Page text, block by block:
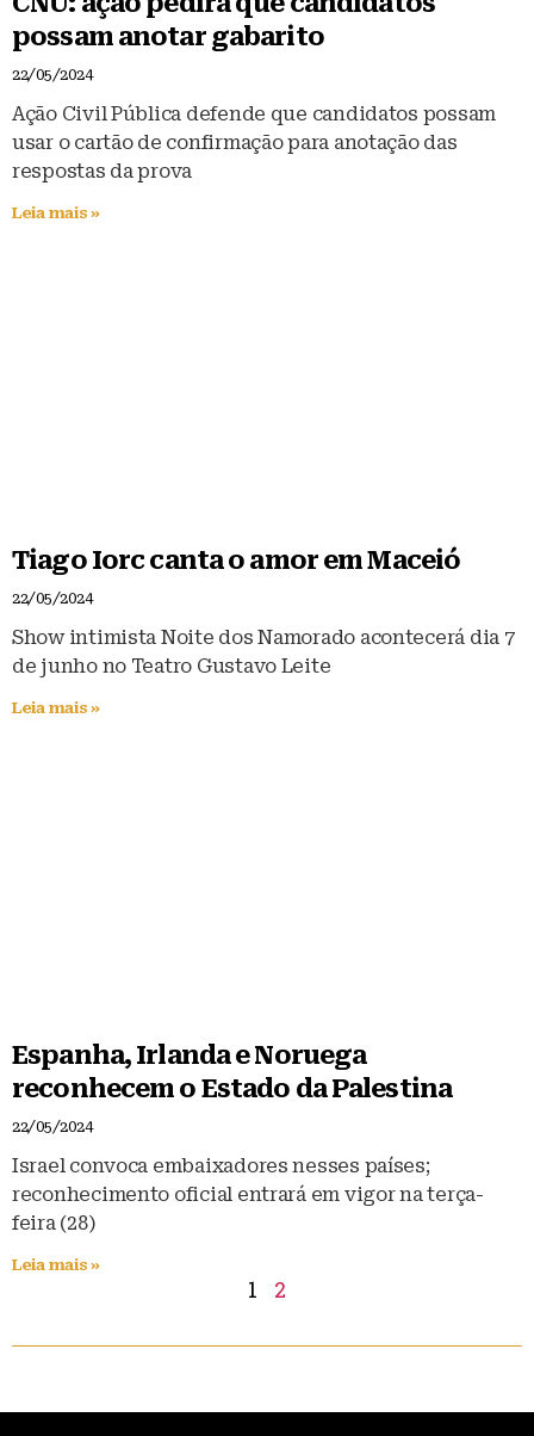
possam anotar gabarito
22/05/2024
Ação Civil Pública defende que candidatos possam
usar o cartão de confirmação para anotação das
respostas da prova
Leia mais »
Tiago Iorc canta o amor em Maceió
22/05/2024
Show intimista Noite dos Namorado acontecerá dia 7
de junho no Teatro Gustavo Leite
Leia mais »
Espanha, Irlanda e Noruega
reconhecem o Estado da Palestina
22/05/2024
Israel convoca embaixadores nesses países;
reconhecimento oficial entrará em vigor na terça-
feira (28)
Leia mais »
1 2